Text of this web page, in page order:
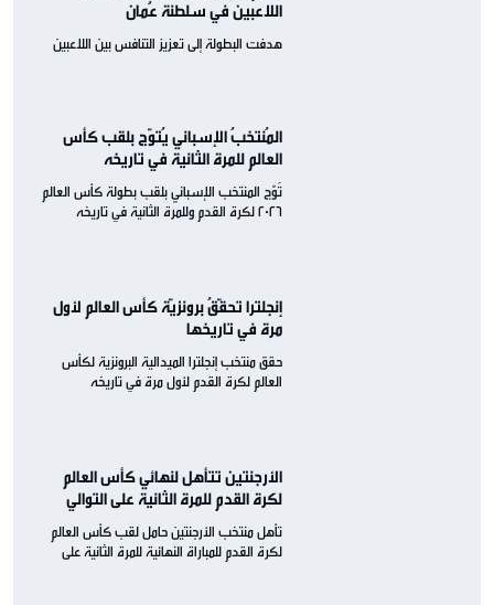
اللاعبين في سلطنة عُمان
هدفت البطولة إلى تعزيز التنافس بين اللاعبين
المُنتخبُ الإسباني يُتوّج بلقب كأس
العالم للمرة الثانية في تاريخه
تُوّج المنتخب الإسباني بلقب بطولة كأس العالم
2026 لكرة القدم وللمرة الثانية في تاريخه
إنجلترا تحقّقُ برونزيّة كأس العالم لأول
مرة في تاريخها
حقق منتخب إنجلترا الميدالية البرونزية لكأس
العالم لكرة القدم لأول مرة في تاريخه
الأرجنتين تتأهل لنهائي كأس العالم
لكرة القدم للمرة الثانية على التوالي
تأهل منتخب الأرجنتين حامل لقب كأس العالم
لكرة القدم للمباراة النهائية للمرة الثانية على